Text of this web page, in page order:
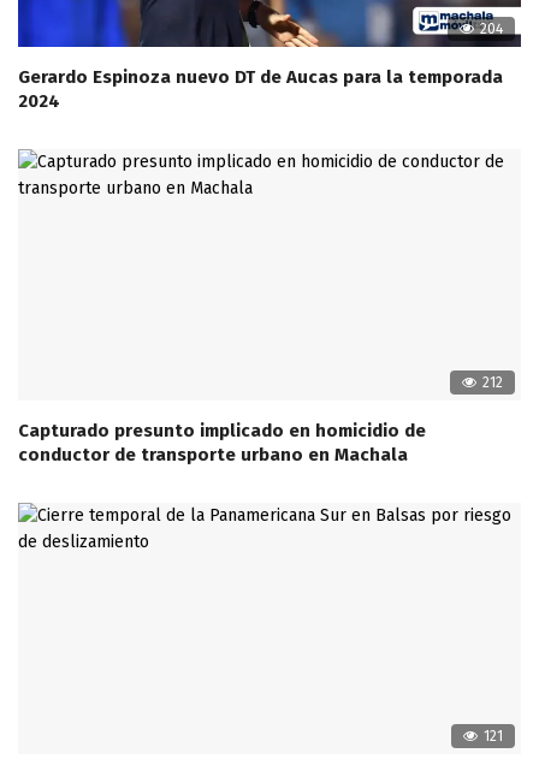
204
Gerardo Espinoza nuevo DT de Aucas para la temporada
2024
212
Capturado presunto implicado en homicidio de
conductor de transporte urbano en Machala
121